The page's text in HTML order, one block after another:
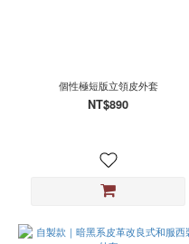
個性極短版立領皮外套
NT$890